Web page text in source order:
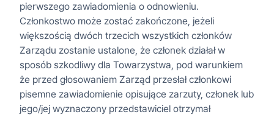
pierwszego zawiadomienia o odnowieniu.
Członkostwo może zostać zakończone, jeżeli
większością dwóch trzecich wszystkich członków
Zarządu zostanie ustalone, że członek działał w
sposób szkodliwy dla Towarzystwa, pod warunkiem
że przed głosowaniem Zarząd przesłał członkowi
pisemne zawiadomienie opisujące zarzuty, członek lub
jego/jej wyznaczony przedstawiciel otrzymał